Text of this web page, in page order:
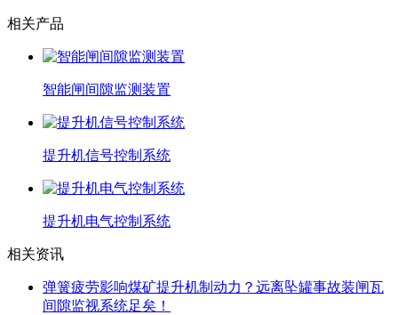
相关产品
智能闸间隙监测装置
提升机信号控制系统
提升机电气控制系统
相关资讯
弹簧疲劳影响煤矿提升机制动力？远离坠罐事故装闸瓦
间隙监视系统足矣！